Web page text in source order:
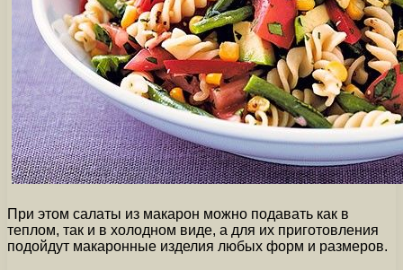
При этом салаты из макарон можно подавать как в
теплом, так и в холодном виде, а для их приготовления
подойдут макаронные изделия любых форм и размеров.